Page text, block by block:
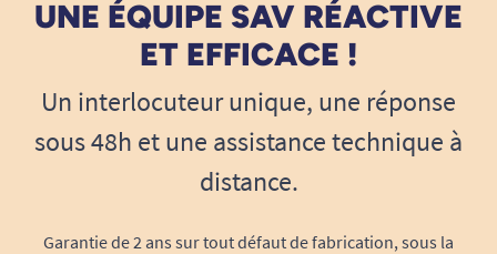
UNE ÉQUIPE SAV RÉACTIVE
ET EFFICACE !
Un interlocuteur unique, une réponse
sous 48h et une assistance technique à
distance.
Garantie de 2 ans sur tout défaut de fabrication, sous la